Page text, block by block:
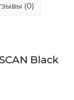
(0)
Black